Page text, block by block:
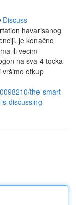
Discuss
havarisanog
je konačno
ili vecim
na sva 4 tocka
vršimo otkup
the-smart-
discussing